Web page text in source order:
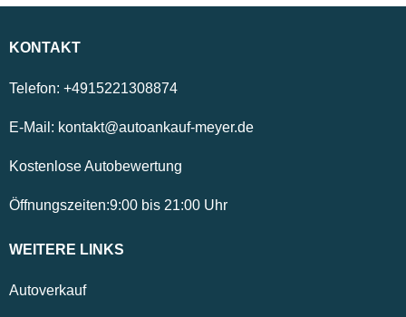
KONTAKT
Telefon: +4915221308874
E-Mail: kontakt@autoankauf-meyer.de
Kostenlose Autobewertung
Öffnungszeiten:9:00 bis 21:00 Uhr
WEITERE LINKS
Autoverkauf